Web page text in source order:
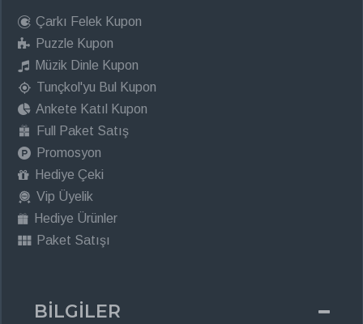
Çarkı Felek Kupon
Puzzle Kupon
Müzik Dinle Kupon
Tunçkol'yu Bul Kupon
Ankete Katıl Kupon
Full Paket Satış
Promosyon
Hediye Çeki
Vip Üyelik
Hediye Ürünler
Paket Satışı
BİLGİLER